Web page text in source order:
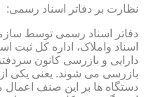
نظارت بر دفاتر اسناد رسمی:
دفاتر اسناد رسمی توسط
اسناد واملاک، اداره کل ثبت
دارایی و بازرسی کانون
بازرسی می شوند. یعنی یکی
دستگاه ها بر این صنف